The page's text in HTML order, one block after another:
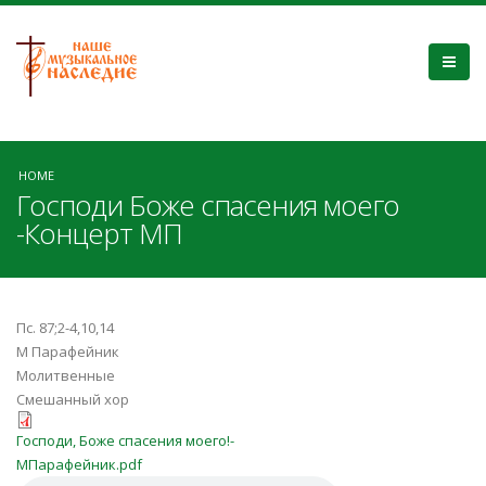
HOME
Господи Боже спасения моего
-Концерт МП
Пс. 87;2-4,10,14
М Парафейник
Молитвенные
Смешанный хор
Господи, Боже спасения моего!-
МПарафейник.pdf
Господи, Боже спасения моего!-
МПарафейник.pdf